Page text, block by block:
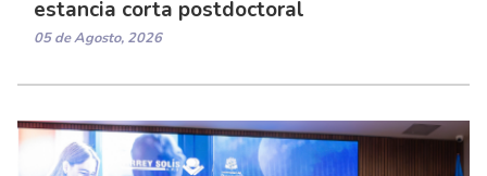
estancia corta postdoctoral
05 de Agosto, 2026